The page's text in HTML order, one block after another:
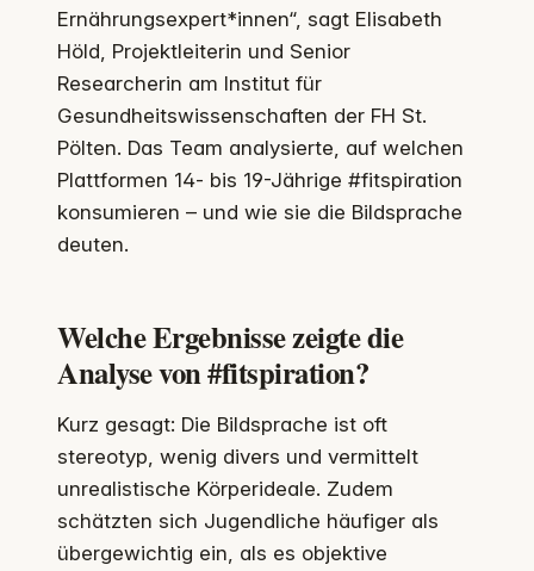
Ernährungsexpert*innen“, sagt Elisabeth
Höld, Projektleiterin und Senior
Researcherin am Institut für
Gesundheitswissenschaften der FH St.
Pölten. Das Team analysierte, auf welchen
Plattformen 14- bis 19-Jährige #fitspiration
konsumieren – und wie sie die Bildsprache
deuten.
Welche Ergebnisse zeigte die
Analyse von #fitspiration?
Kurz gesagt: Die Bildsprache ist oft
stereotyp, wenig divers und vermittelt
unrealistische Körperideale. Zudem
schätzten sich Jugendliche häufiger als
übergewichtig ein, als es objektive